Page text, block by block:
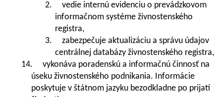
2. vedie internú evidenciu o prevádzkovom
informačnom systéme živnostenského
registra,
3. zabezpečuje aktualizáciu a správu údajov
centrálnej databázy živnostenského registra,
14. vykonáva poradenskú a informačnú činnosť na
úseku živnostenského podnikania. Informácie
poskytuje v štátnom jazyku bezodkladne po prijatí